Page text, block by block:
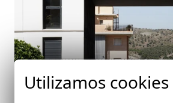
Utilizamos cookies